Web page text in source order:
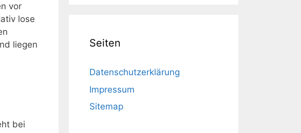
vor
lose
liegen
bei
Seiten
Datenschutzerklärung
Impressum
Sitemap